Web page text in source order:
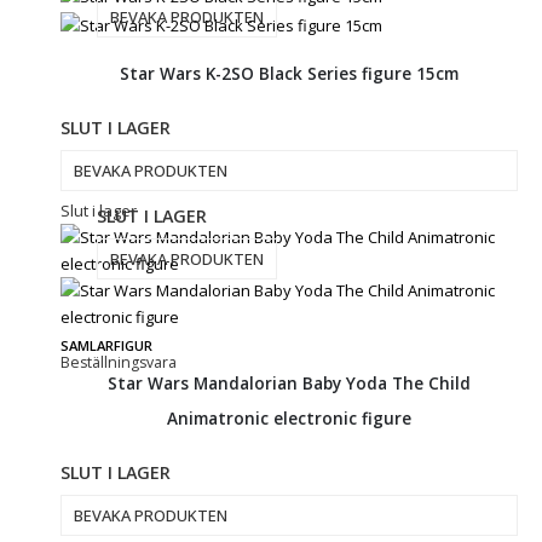
BEVAKA PRODUKTEN
Star Wars K-2SO Black Series figure 15cm
SLUT I LAGER
BEVAKA PRODUKTEN
Slut i lager
SAMLARFIGUR
Beställningsvara
SLUT I LAGER
BEVAKA PRODUKTEN
Star Wars Mandalorian Baby Yoda The Child
Animatronic electronic figure
SLUT I LAGER
BEVAKA PRODUKTEN